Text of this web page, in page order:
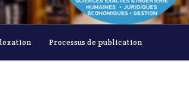
Processus de publication